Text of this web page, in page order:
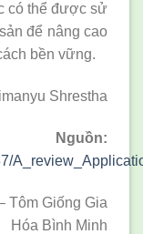
có thể được sử
để nâng cao
bền vững.
Shrestha
Nguồn:
Tôm Giống Gia
Hóa Bình Minh